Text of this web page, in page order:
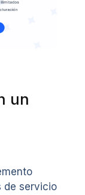
un
de servicio